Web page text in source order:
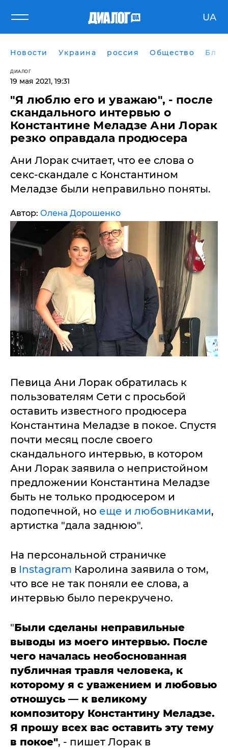
UA
Новости Украина россия Общество
ДИАЛОГ
19 мая 2021, 19:31
"Я люблю его и уважаю", - после
скандального интервью о
Константине Меладзе Ани Лорак
резко оправдала продюсера
Ани Лорак считает, что ее слова о
секс-скандале с Константином
Меладзе были неправильно поняты.
Автор: Олена Дорошенко
Певица Ани Лорак обратилась к
пользователям Сети с просьбой
оставить известного продюсера
Константина Меладзе в покое. Спустя
почти месяц после своего
скандального интервью, в котором
Ани Лорак заявила о непристойном
предложении Константина Меладзе
быть не только продюсером и
подопечной, но еще и любовниками,
артистка "дала заднюю".
На персональной страничке
в Instagram Каролина заявила о том,
что все не так поняли ее слова, а
интервью было перекручено.
"Были сделаны неправильные
выводы из моего интервью. После
чего началась необоснованная
публичная травля человека, к
которому я с уважением и любовью
отношусь — к великому
композитору Константину Меладзе.
Я прошу всех вас оставить эту тему
в покое", - пишет Лорак в